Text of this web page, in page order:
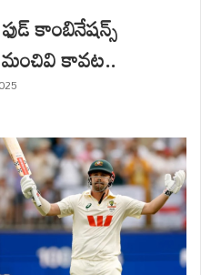
కాంబినేషన్స్
కావట..